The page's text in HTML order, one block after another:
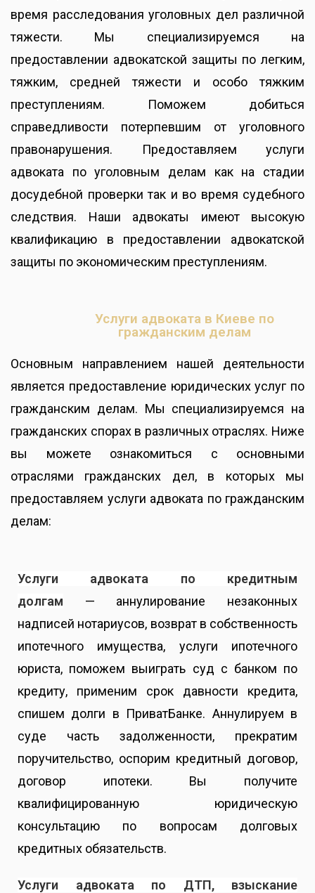
время расследования уголовных дел различной
тяжести. Мы специализируемся на
предоставлении адвокатской защиты по легким,
тяжким, средней тяжести и особо тяжким
преступлениям. Поможем добиться
справедливости потерпевшим от уголовного
правонарушения. Предоставляем услуги
адвоката по уголовным делам как на стадии
досудебной проверки так и во время судебного
следствия. Наши адвокаты имеют высокую
квалификацию в предоставлении адвокатской
защиты по экономическим преступлениям.
Услуги адвоката в Киеве по
гражданским делам
Основным направлением нашей деятельности
является предоставление юридических услуг по
гражданским делам. Мы специализируемся на
гражданских спорах в различных отраслях. Ниже
вы можете ознакомиться с основными
отраслями гражданских дел, в которых мы
предоставляем услуги адвоката по гражданским
делам:
Услуги адвоката по кредитным
долгам
— аннулирование незаконных
надписей нотариусов, возврат в собственность
ипотечного имущества, услуги ипотечного
юриста, поможем выиграть суд с банком по
кредиту, применим срок давности кредита,
спишем долги в ПриватБанке. Аннулируем в
суде часть задолженности, прекратим
поручительство, оспорим кредитный договор,
договор ипотеки. Вы получите
квалифицированную юридическую
консультацию по вопросам долговых
кредитных обязательств.
Услуги адвоката по ДТП, взыскание